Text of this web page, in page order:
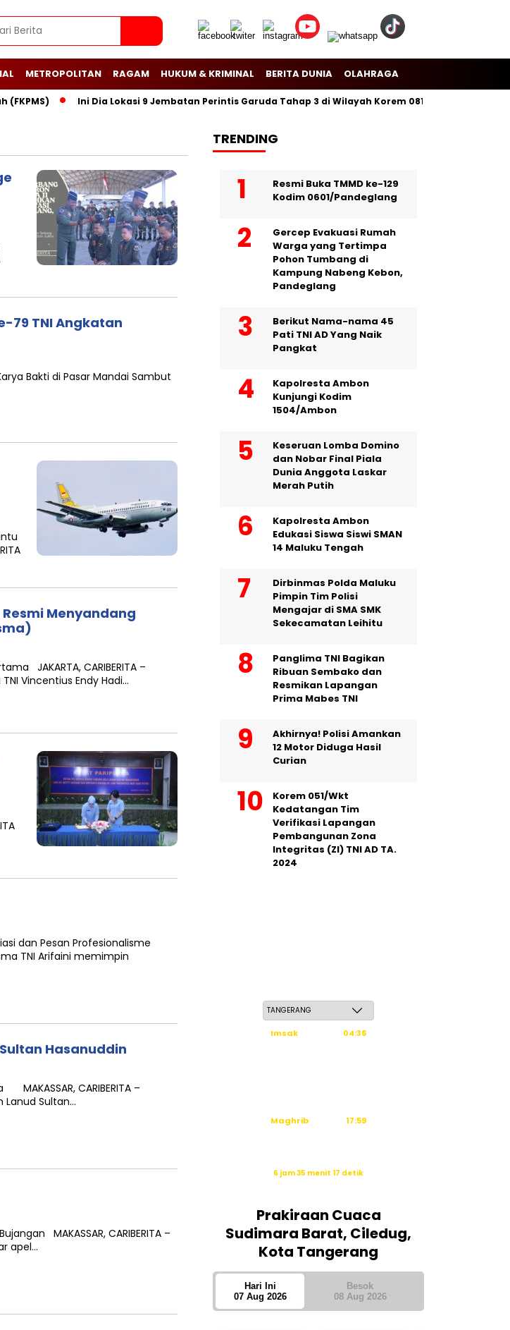
METROPOLITAN RAGAM HUKUM & KRIMINAL BERITA DUNIA OLAHRAGA
Ini Dia Lokasi 9 Jembatan Perintis Garuda Tahap 3 di Wilayah Korem 081/Dsj
79 TNI Angkatan
Bakti di Pasar Mandai Sambut
Menyandang
JAKARTA, CARIBERITA –
Vincentius Endy Hadi…
dan Pesan Profesionalisme
TNI Arifaini memimpin
Hasanuddin
CARIBERITA –
Sultan…
MAKASSAR, CARIBERITA –
apel…
TRENDING
Resmi Buka TMMD ke-129
Kodim 0601/Pandeglang
Gercep Evakuasi Rumah
Warga yang Tertimpa
Pohon Tumbang di
Kampung Nabeng Kebon,
Pandeglang
Berikut Nama-nama 45
Pati TNI AD Yang Naik
Pangkat
Kapolresta Ambon
Kunjungi Kodim
1504/Ambon
Keseruan Lomba Domino
dan Nobar Final Piala
Dunia Anggota Laskar
Merah Putih
Kapolresta Ambon
Edukasi Siswa Siswi SMAN
14 Maluku Tengah
Dirbinmas Polda Maluku
Pimpin Tim Polisi
Mengajar di SMA SMK
Sekecamatan Leihitu
Panglima TNI Bagikan
Ribuan Sembako dan
Resmikan Lapangan
Prima Mabes TNI
Akhirnya! Polisi Amankan
12 Motor Diduga Hasil
Curian
Korem 051/Wkt
Kedatangan Tim
Verifikasi Lapangan
Pembangunan Zona
Integritas (ZI) TNI AD TA.
2024
Imsak
04:36
Maghrib
17:59
6 jam 35 menit 16 detik
Prakiraan Cuaca
Sudimara Barat, Ciledug,
Kota Tangerang
Hari Ini
07 Aug 2026
Besok
08 Aug 2026